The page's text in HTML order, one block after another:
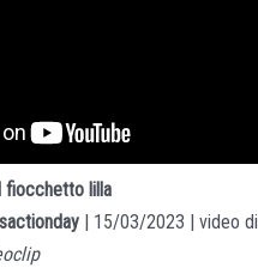
fiocchetto lilla
| 15/03/2023 | video di